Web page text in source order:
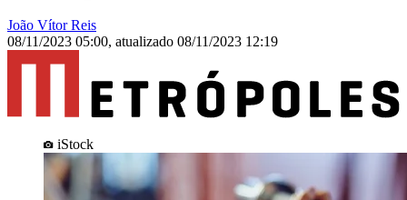
João Vítor Reis
08/11/2023 05:00, atualizado 08/11/2023 12:19
iStock